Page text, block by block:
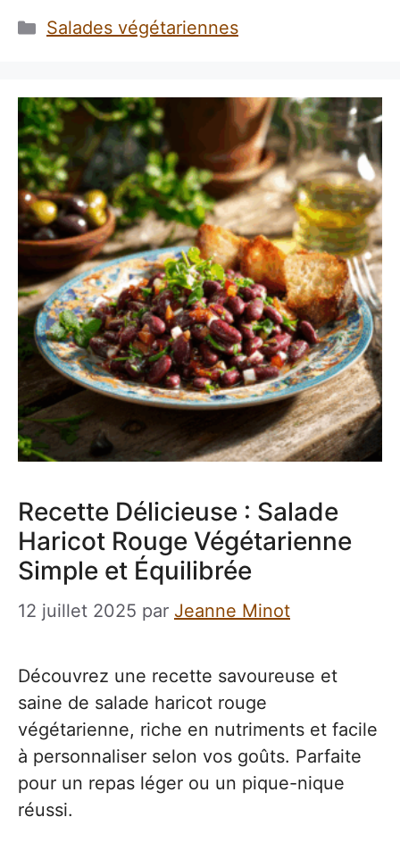
Catégories
Salades végétariennes
Recette Délicieuse : Salade
Haricot Rouge Végétarienne
Simple et Équilibrée
12 juillet 2025 par Jeanne Minot
Découvrez une recette savoureuse et
saine de salade haricot rouge
végétarienne, riche en nutriments et facile
à personnaliser selon vos goûts. Parfaite
pour un repas léger ou un pique-nique
réussi.